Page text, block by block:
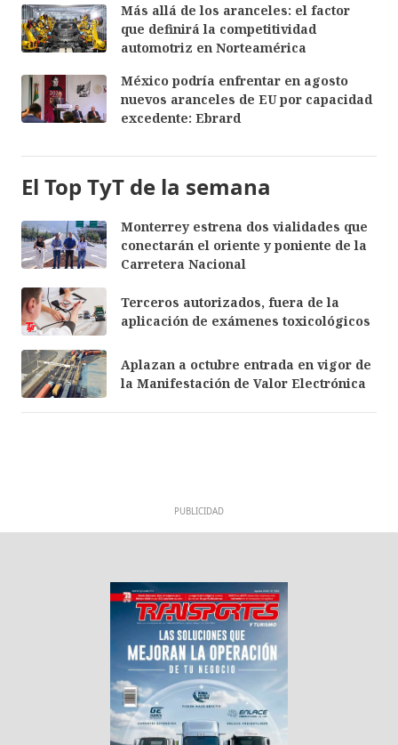
Más allá de los aranceles: el factor
que definirá la competitividad
automotriz en Norteamérica
México podría enfrentar en agosto
nuevos aranceles de EU por capacidad
excedente: Ebrard
El Top TyT de la semana
Monterrey estrena dos vialidades que
conectarán el oriente y poniente de la
Carretera Nacional
Terceros autorizados, fuera de la
aplicación de exámenes toxicológicos
Aplazan a octubre entrada en vigor de
la Manifestación de Valor Electrónica
PUBLICIDAD